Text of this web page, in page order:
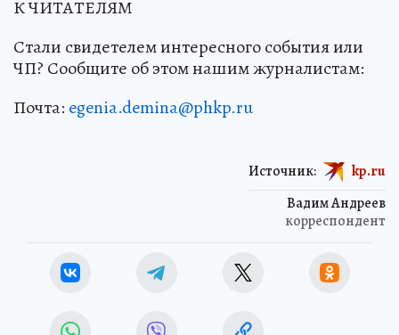
К ЧИТАТЕЛЯМ
Стали свидетелем интересного события или
ЧП? Сообщите об этом нашим журналистам:
Почта: egenia.demina@phkp.ru
Вадим Андреев
корреспондент
Источник: kp.ru